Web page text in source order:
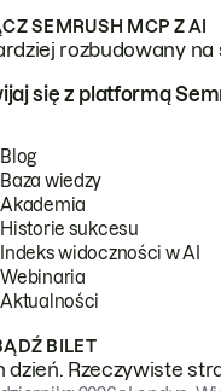
SEMRUSH MCP Z AI
rozbudowany
się z platformą
Blog
Baza wiedzy
Akademia
Historie sukcesu
Indeks widoczności w AI
Webinaria
Aktualności
BILET
dzień. Rzeczywiste